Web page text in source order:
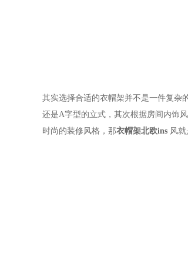
其实选择合适的衣帽架并不是一件复杂
还是A字型的立式，其次根据房间内饰
时尚的装修风格，那衣帽架北欧ins 风